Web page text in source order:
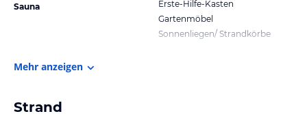
Sauna
Erste-Hilfe-Kasten
Gartenmöbel
Sonnenliegen/ Strandkörbe
Mehr anzeigen
Strand